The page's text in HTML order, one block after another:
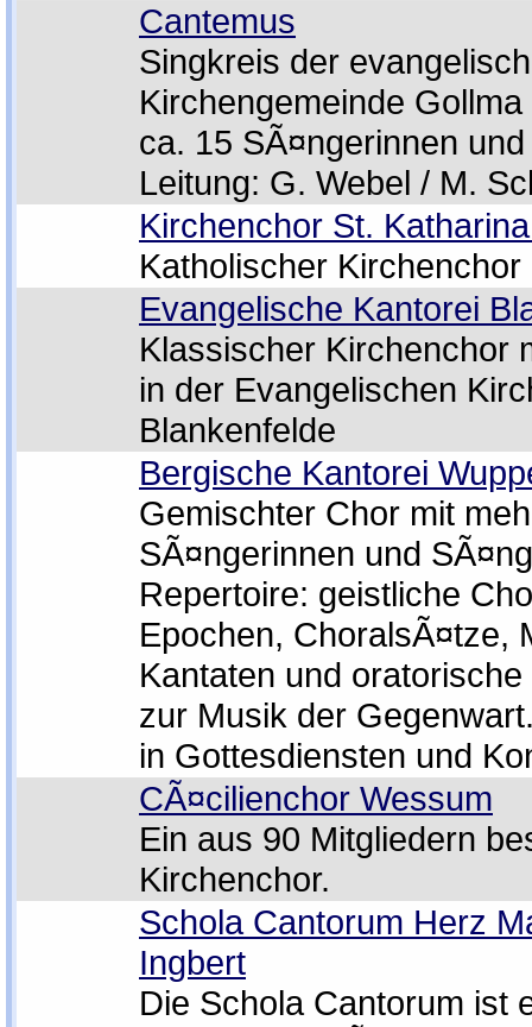
Cantemus
Singkreis der
Kirchengemeinde
ca. 15 SÃ¤ngerinnen
Leitung: G. Webel / M.
Kirchenchor St.
Katholischer Kirchenchor
Evangelische Kantorei
Klassischer Kirchenchor
in der Evangelischen
Blankenfelde
Bergische Kantorei
Gemischter Chor mit
SÃ¤ngerinnen und
Repertoire: geistliche
Epochen, ChoralsÃ¤tze,
Kantaten und
zur Musik der
in Gottesdiensten und
CÃ¤cilienchor Wessum
Ein aus 90 Mitgliedern
Kirchenchor.
Schola Cantorum Herz
Ingbert
Die Schola Cantorum ist